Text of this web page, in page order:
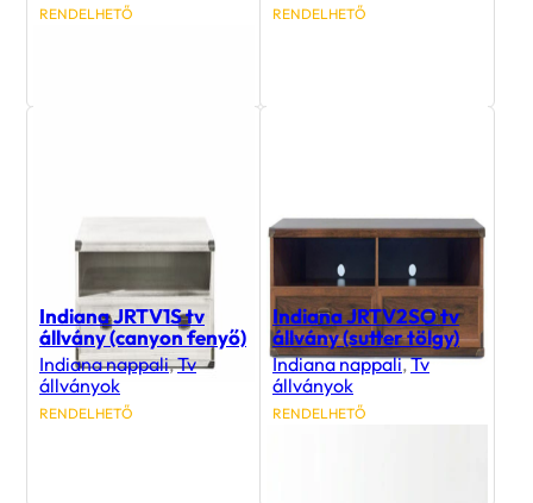
RENDELHETŐ RENDELHETŐ
Indiana JRTV1S tv
állvány (canyon fenyő)
Indiana nappali,Tv
állványok
RENDELHETŐ
Indiana JRTV2SO tv
állvány (sutter tölgy)
Indiana nappali,Tv
állványok
RENDELHETŐ